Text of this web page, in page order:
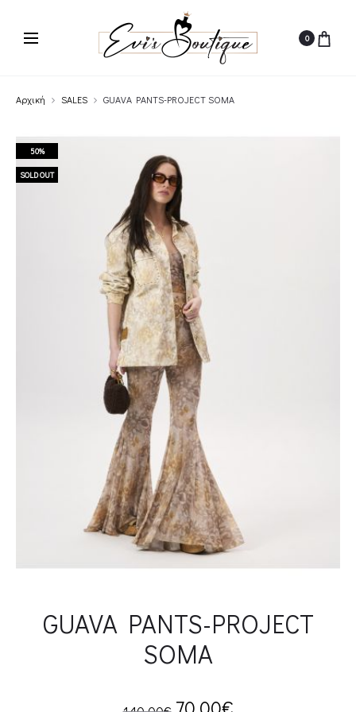
0
Αρχική SALES GUAVA PANTS-PROJECT SOMA
50%
SOLD OUT
GUAVA PANTS-PROJECT
SOMA